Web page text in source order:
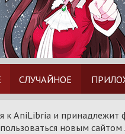
СЛУЧАЙНОЕ
к AniLibria и
новым